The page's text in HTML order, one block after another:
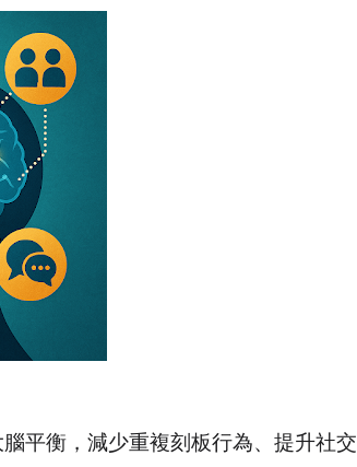
腦平衡，減少重複刻板行為、提升社交